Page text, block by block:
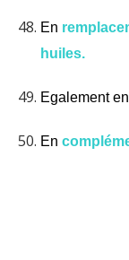
En
huiles.
Egalement en
En